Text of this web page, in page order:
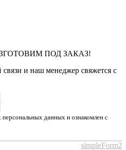
ПОД ЗАКАЗ!
и наш менеджер свяжется с
данных и ознакомлен с
simpleForm2